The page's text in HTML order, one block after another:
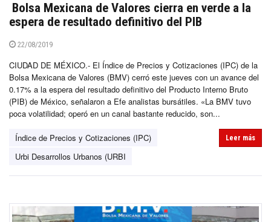
Bolsa Mexicana de Valores cierra en verde a la
espera de resultado definitivo del PIB
22/08/2019
CIUDAD DE MÉXICO.- El Índice de Precios y Cotizaciones (IPC) de la
Bolsa Mexicana de Valores (BMV) cerró este jueves con un avance del
0.17% a la espera del resultado definitivo del Producto Interno Bruto
(PIB) de México, señalaron a Efe analistas bursátiles. «La BMV tuvo
poca volatilidad; operó en un canal bastante reducido, son...
Índice de Precios y Cotizaciones (IPC)
Urbi Desarrollos Urbanos (URBI
Leer más